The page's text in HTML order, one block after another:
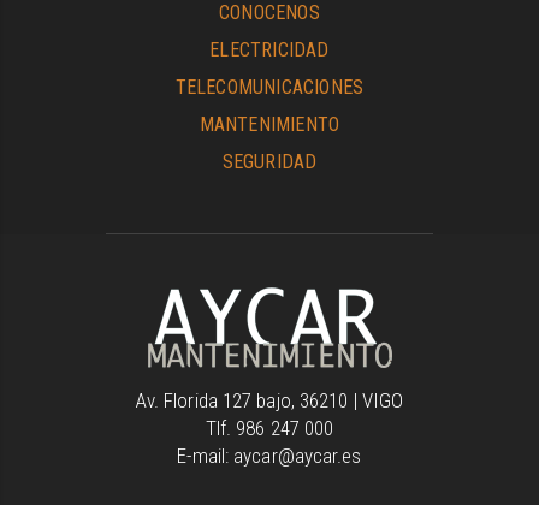
CONOCENOS
ELECTRICIDAD
TELECOMUNICACIONES
MANTENIMIENTO
SEGURIDAD
Av. Florida 127 bajo, 36210 | VIGO
Tlf. 986 247 000
E-mail: aycar@aycar.es